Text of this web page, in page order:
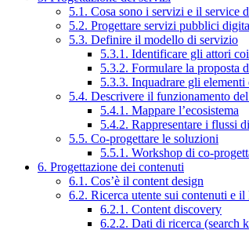
5.1. Cosa sono i servizi e il service
5.2. Progettare servizi pubblici
5.3. Definire il modello di servizio
5.3.1. Identificare gli attori
5.3.2. Formulare la proposta
5.3.3. Inquadrare gli
5.4. Descrivere il funzionamento
5.4.1. Mappare l’ecosistema
5.4.2. Rappresentare i flussi
5.5. Co-progettare le soluzioni
5.5.1. Workshop di co-
6. Progettazione dei contenuti
6.1. Cos’è il content design
6.2. Ricerca utente sui contenuti e
6.2.1. Content discovery
6.2.2. Dati di ricerca (search